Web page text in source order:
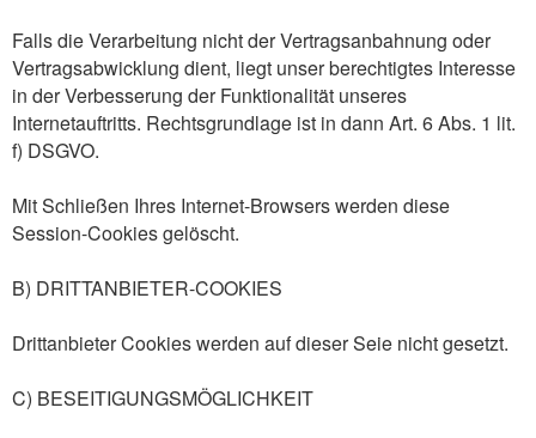
Falls die Verarbeitung nicht der Vertragsanbahnung oder
Vertragsabwicklung dient, liegt unser berechtigtes Interesse
in der Verbesserung der Funktionalität unseres
Internetauftritts. Rechtsgrundlage ist in dann Art. 6 Abs. 1 lit.
f) DSGVO.
Mit Schließen Ihres Internet-Browsers werden diese
Session-Cookies gelöscht.
B) DRITTANBIETER-COOKIES
Drittanbieter Cookies werden auf dieser Seie nicht gesetzt.
C) BESEITIGUNGSMÖGLICHKEIT